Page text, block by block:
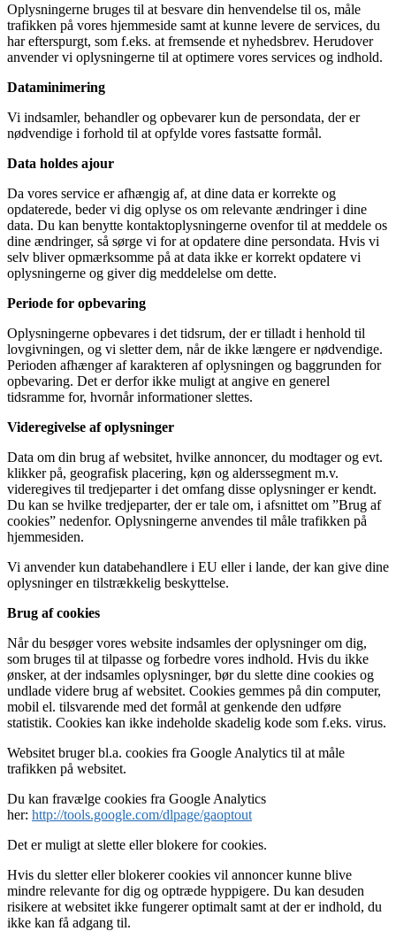
Oplysningerne bruges til at besvare din henvendelse til os, måle
trafikken på vores hjemmeside samt at kunne levere de services, du
har efterspurgt, som f.eks. at fremsende et nyhedsbrev. Herudover
anvender vi oplysningerne til at optimere vores services og indhold.
Dataminimering
Vi indsamler, behandler og opbevarer kun de persondata, der er
nødvendige i forhold til at opfylde vores fastsatte formål.
Data holdes ajour
Da vores service er afhængig af, at dine data er korrekte og
opdaterede, beder vi dig oplyse os om relevante ændringer i dine
data. Du kan benytte kontaktoplysningerne ovenfor til at meddele os
dine ændringer, så sørge vi for at opdatere dine persondata. Hvis vi
selv bliver opmærksomme på at data ikke er korrekt opdatere vi
oplysningerne og giver dig meddelelse om dette.
Periode for opbevaring
Oplysningerne opbevares i det tidsrum, der er tilladt i henhold til
lovgivningen, og vi sletter dem, når de ikke længere er nødvendige.
Perioden afhænger af karakteren af oplysningen og baggrunden for
opbevaring. Det er derfor ikke muligt at angive en generel
tidsramme for, hvornår informationer slettes.
Videregivelse af oplysninger
Data om din brug af websitet, hvilke annoncer, du modtager og evt.
klikker på, geografisk placering, køn og alderssegment m.v.
videregives til tredjeparter i det omfang disse oplysninger er kendt.
Du kan se hvilke tredjeparter, der er tale om, i afsnittet om ”Brug af
cookies” nedenfor. Oplysningerne anvendes til måle trafikken på
hjemmesiden.
Vi anvender kun databehandlere i EU eller i lande, der kan give dine
oplysninger en tilstrækkelig beskyttelse.
Brug af cookies
Når du besøger vores website indsamles der oplysninger om dig,
som bruges til at tilpasse og forbedre vores indhold. Hvis du ikke
ønsker, at der indsamles oplysninger, bør du slette dine cookies og
undlade videre brug af websitet. Cookies gemmes på din computer,
mobil el. tilsvarende med det formål at genkende den udføre
statistik. Cookies kan ikke indeholde skadelig kode som f.eks. virus.
Websitet bruger bl.a. cookies fra Google Analytics til at måle
trafikken på websitet.
Du kan fravælge cookies fra Google Analytics
her: http://tools.google.com/dlpage/gaoptout
Det er muligt at slette eller blokere for cookies.
Hvis du sletter eller blokerer cookies vil annoncer kunne blive
mindre relevante for dig og optræde hyppigere. Du kan desuden
risikere at websitet ikke fungerer optimalt samt at der er indhold, du
ikke kan få adgang til.